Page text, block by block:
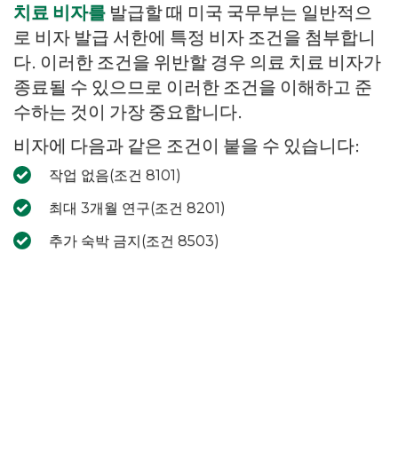
치료 비자를 발급할 때 미국 국무부는 일반적으
로 비자 발급 서한에 특정 비자 조건을 첨부합니
다. 이러한 조건을 위반할 경우 의료 치료 비자가
종료될 수 있으므로 이러한 조건을 이해하고 준
수하는 것이 가장 중요합니다.
비자에 다음과 같은 조건이 붙을 수 있습니다:
작업 없음(조건 8101)
최대 3개월 연구(조건 8201)
추가 숙박 금지(조건 8503)